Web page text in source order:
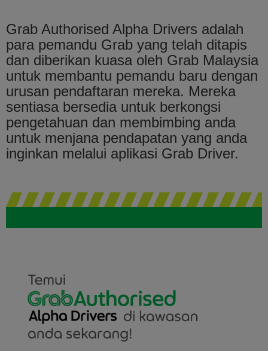
Grab Authorised Alpha Drivers adalah
para pemandu Grab yang telah ditapis
dan diberikan kuasa oleh Grab Malaysia
untuk membantu pemandu baru dengan
urusan pendaftaran mereka. Mereka
sentiasa bersedia untuk berkongsi
pengetahuan dan membimbing anda
untuk menjana pendapatan yang anda
inginkan melalui aplikasi Grab Driver.